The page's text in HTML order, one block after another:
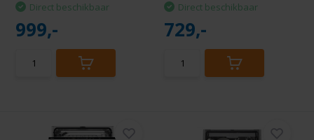
Direct beschikbaar
999,-
Direct beschikbaar
729,-